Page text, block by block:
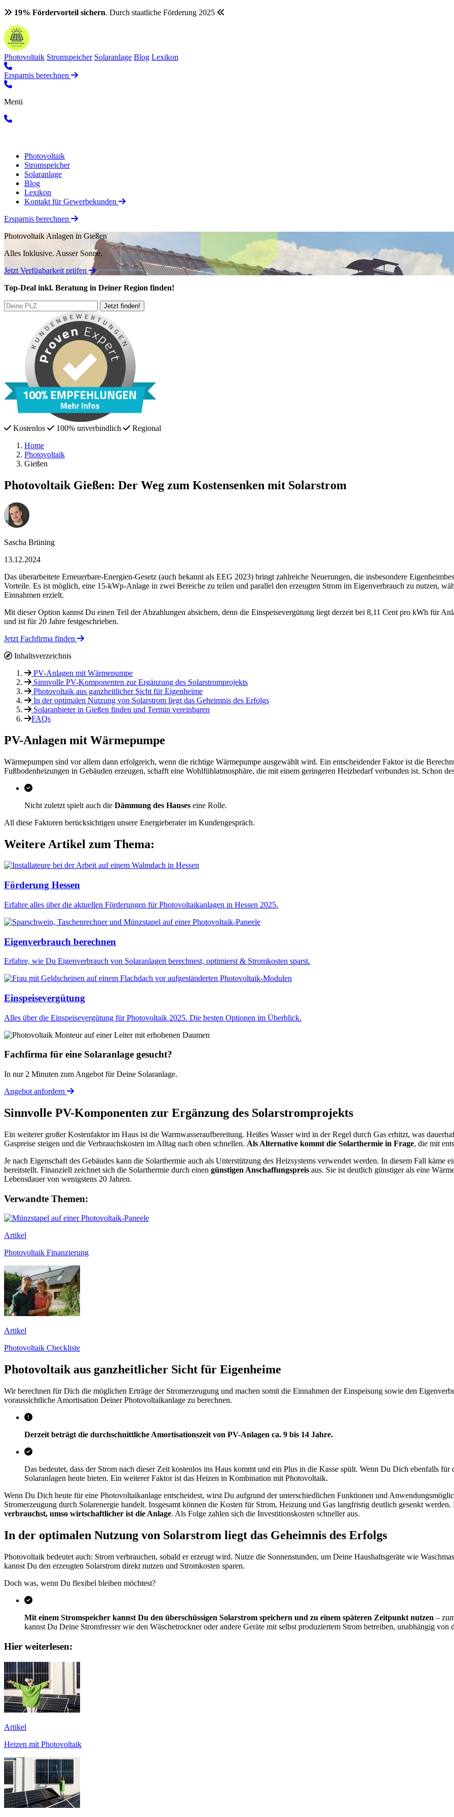
19% Fördervorteil sichern. Durch staatliche Förderung 2025
Photovoltaik Stromspeicher Solaranlage Blog Lexikon
Ersparnis berechnen
Menü
Photovoltaik
Stromspeicher
Solaranlage
Blog
Lexikon
Kontakt für Gewerbekunden
Ersparnis berechnen
Photovoltaik Anlagen in Gießen
Alles Inklusive. Ausser Sonne.
Jetzt Verfügbarkeit prüfen
Top-Deal inkl. Beratung in Deiner Region finden!
Kostenlos 100% unverbindlich
Regional
Home
Photovoltaik
Gießen
Photovoltaik Gießen: Der Weg zum Kostensenken mit Solarstrom
Sascha Brüning
13.12.2024
Das überarbeitete Erneuerbare-Energien-Gesetz (auch bekannt als EEG 2023) bringt zahlreiche Neuerungen, die insbesondere
Vorteile. Es ist möglich, eine 15-kWp-Anlage in zwei Bereiche zu teilen und parallel den erzeugten Strom im Eigenverbrauch zu nutzen,
Einnahmen erzielt.
Mit dieser Option kannst Du einen Teil der Abzahlungen absichern, denn die Einspeisevergütung liegt derzeit bei 8,11 Cent pro kWh für
und ist für 20 Jahre festgeschrieben.
Jetzt Fachfirma finden
Inhaltsverzeichnis
PV-Anlagen mit Wärmepumpe
Sinnvolle PV-Komponenten zur Ergänzung des Solarstromprojekts
Photovoltaik aus ganzheitlicher Sicht für Eigenheime
In der optimalen Nutzung von Solarstrom liegt das Geheimnis des Erfolgs
Solaranbieter in Gießen finden und Termin vereinbaren
FAQs
PV-Anlagen mit Wärmepumpe
Wärmepumpen sind vor allem dann erfolgreich, wenn die richtige Wärmepumpe ausgewählt wird. Ein entscheidender Faktor ist die
Fußbodenheizungen in Gebäuden erzeugen, schafft eine Wohlfühlatmosphäre, die mit einem geringeren Heizbedarf verbunden ist. Schon
Nicht zuletzt spielt auch die Dämmung des Hauses eine Rolle.
All diese Faktoren berücksichtigen unsere Energieberater im Kundengespräch.
Weitere Artikel zum Thema:
Förderung Hessen
Erfahre alles über die aktuellen Förderungen für Photovoltaikanlagen in Hessen 2025.
Eigenverbrauch berechnen
Erfahre, wie Du Eigenverbrauch von Solaranlagen berechnest, optimierst & Stromkosten sparst.
Einspeisevergütung
Alles über die Einspeisevergütung für Photovoltaik 2025. Die besten Optionen im Überblick.
Fachfirma für eine Solaranlage gesucht?
In nur 2 Minuten zum Angebot für Deine Solaranlage.
Angebot anfordern
Sinnvolle PV-Komponenten zur Ergänzung des Solarstromprojekts
Ein weiterer großer Kostenfaktor im Haus ist die Warmwasseraufbereitung. Heißes Wasser wird in der Regel durch Gas erhitzt, was
Gaspreise steigen und die Verbrauchskosten im Alltag nach oben schnellen. Als Alternative kommt die Solarthermie in Frage, die mit
Je nach Eigenschaft des Gebäudes kann die Solarthermie auch als Unterstützung des Heizsystems verwendet werden. In diesem Fall käme
bereitstellt. Finanziell zeichnet sich die Solarthermie durch einen günstigen Anschaffungspreis aus. Sie ist deutlich günstiger als eine
Lebensdauer von wenigstens 20 Jahren.
Verwandte Themen:
Artikel
Photovoltaik Finanzierung
Artikel
Photovoltaik Checkliste
Photovoltaik aus ganzheitlicher Sicht für Eigenheime
Wir berechnen für Dich die möglichen Erträge der Stromerzeugung und machen somit die Einnahmen der Einspeisung sowie den
voraussichtliche Amortisation Deiner Photovoltaikanlage zu berechnen.
Derzeit beträgt die durchschnittliche Amortisationszeit von PV-Anlagen ca. 9 bis 14 Jahre.
Das bedeutet, dass der Strom nach dieser Zeit kostenlos ins Haus kommt und ein Plus in die Kasse spült. Wenn Du Dich ebenfalls
Solaranlagen heute bieten. Ein weiterer Faktor ist das Heizen in Kombination mit Photovoltaik.
Wenn Du Dich heute für eine Photovoltaikanlage entscheidest, wirst Du aufgrund der unterschiedlichen Funktionen und
Stromerzeugung durch Solarenergie handelt. Insgesamt können die Kosten für Strom, Heizung und Gas langfristig deutlich gesenkt
verbrauchst, umso wirtschaftlicher ist die Anlage. Als Folge zahlen sich die Investitionskosten schneller aus.
In der optimalen Nutzung von Solarstrom liegt das Geheimnis des Erfolgs
Photovoltaik bedeutet auch: Strom verbrauchen, sobald er erzeugt wird. Nutze die Sonnenstunden, um Deine Haushaltsgeräte wie
kannst Du den erzeugten Solarstrom direkt nutzen und Stromkosten sparen.
Doch was, wenn Du flexibel bleiben möchtest?
Mit einem Stromspeicher kannst Du den überschüssigen Solarstrom speichern und zu einem späteren Zeitpunkt nutzen –
kannst Du Deine Stromfresser wie den Wäschetrockner oder andere Geräte mit selbst produziertem Strom betreiben, unabhängig von
Hier weiterlesen:
Artikel
Heizen mit Photovoltaik